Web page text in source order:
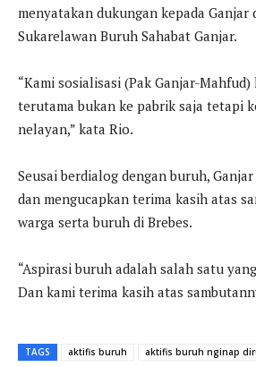
menyatakan dukungan kepada Ganjar
Sukarelawan Buruh Sahabat Ganjar.
“Kami sosialisasi (Pak Ganjar-Mahfud)
terutama bukan ke pabrik saja tetapi
nelayan,” kata Rio.
Seusai berdialog dengan buruh,
dan mengucapkan terima kasih atas
warga serta buruh di Brebes.
“Aspirasi buruh adalah salah satu
Dan kami terima kasih atas
TAGS aktifis buruh aktifis buruh nginap